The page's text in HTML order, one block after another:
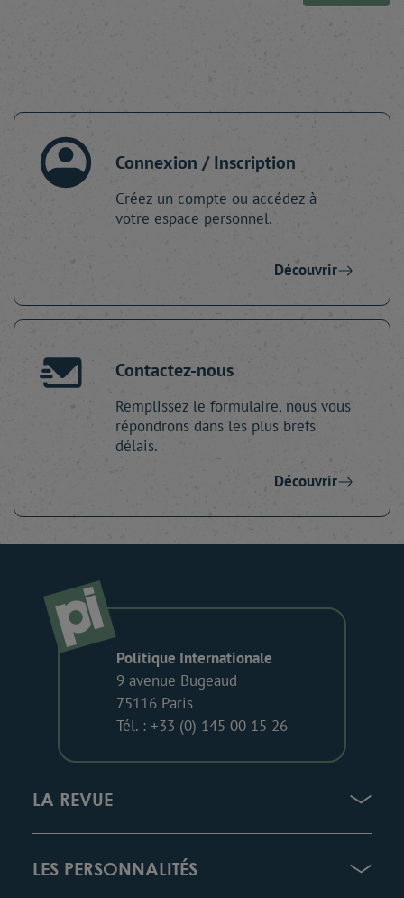
Connexion / Inscription
Créez un compte ou accédez à
votre espace personnel.
Découvrir
Contactez-nous
Remplissez le formulaire, nous vous
répondrons dans les plus brefs
délais.
Découvrir
Politique Internationale
9 avenue Bugeaud
75116 Paris
Tél. : +33 (0) 145 00 15 26
LA REVUE
LES PERSONNALITÉS